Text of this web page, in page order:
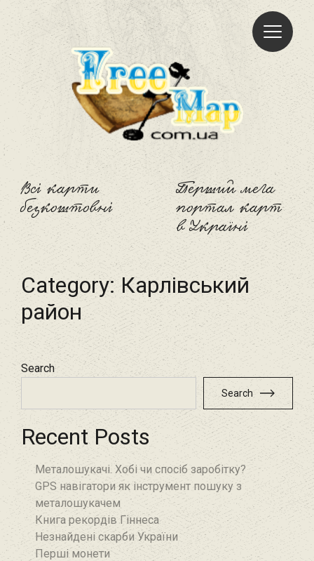
Всі карти
безкоштовні
Freemap
Перший мега
портал карт
в Україні
Category:Карлівський
район
Search
Search
Recent Posts
Металошукачі. Хобі чи спосіб заробітку?
GPS навігатори як інструмент пошуку з
металошукачем
Книга рекордів Гіннеса
Незнайдені скарби України
Перші монети